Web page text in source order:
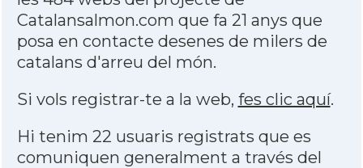
Catalansalmon.com que fa 21 anys que
posa en contacte desenes de milers de
catalans d'arreu del món.
Si vols registrar-te a la web, fes clic aquí.
Hi tenim 22 usuaris registrats que es
comuniquen generalment a través del